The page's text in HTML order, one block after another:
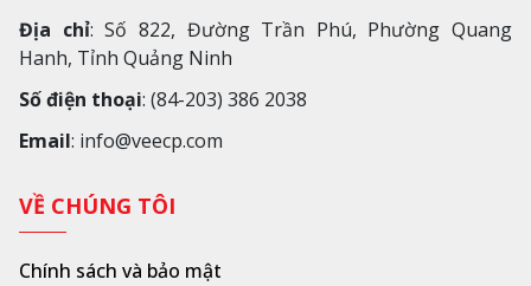
Địa chỉ: Số 822, Đường Trần Phú, Phường Quang
Hanh, Tỉnh Quảng Ninh
Số điện thoại: (84-203) 386 2038
Email: info@veecp.com
VỀ CHÚNG TÔI
Chính sách và bảo mật